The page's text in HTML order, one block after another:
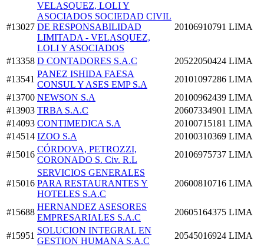
#13027
VELASQUEZ, LOLI Y
ASOCIADOS SOCIEDAD CIVIL
DE RESPONSABILIDAD
LIMITADA - VELASQUEZ,
LOLI Y ASOCIADOS
20106910791 LIMA
#13358 D CONTADORES S.A.C 20522050424 LIMA
#13541
PANEZ ISHIDA FAESA
CONSUL Y ASES EMP S.A
20101097286 LIMA
#13700 NEWSON S.A 20100962439 LIMA
#13903 TRBA S.A.C 20607334901 LIMA
#14093 CONTIMEDICA S.A 20100715181 LIMA
#14514 IZOO S.A 20100310369 LIMA
#15016
CÓRDOVA, PETROZZI,
CORONADO S. Civ. R.L
20106975737 LIMA
#15016
SERVICIOS GENERALES
PARA RESTAURANTES Y
HOTELES S.A.C
20600810716 LIMA
#15688
HERNANDEZ ASESORES
EMPRESARIALES S.A.C
20605164375 LIMA
#15951
SOLUCION INTEGRAL EN
GESTION HUMANA S.A.C
20545016924 LIMA